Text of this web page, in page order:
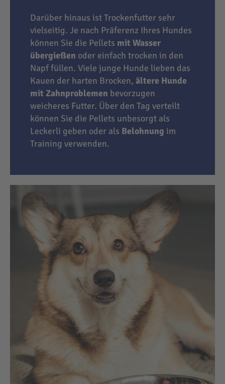
Darüber hinaus ist Trockenfutter sehr
vielseitig. Je nach Präferenz Ihres Hundes
können Sie die Pellets mit Wasser
übergießen oder einfach trocken in den
Napf füllen. Viele junge Hunde lieben das
Kauen der harten Brocken, ältere Hunde
mit Zahnproblemen bevorzugen
weicheres Futter. Über den Tag verteilt
können Sie die Pellets unbesorgt als
Leckerli geben oder als Belohnung im
Training verwenden.